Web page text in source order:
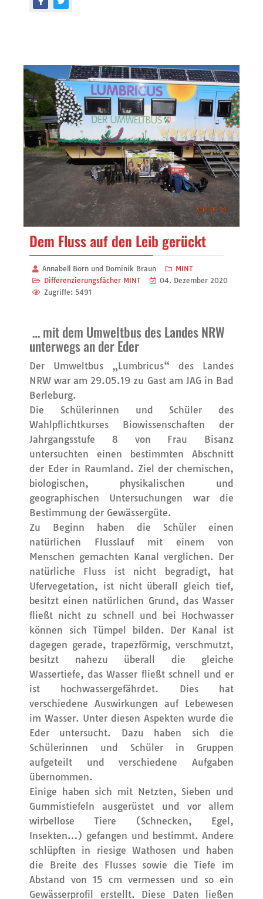
Dem Fluss auf den Leib gerückt
Annabell Born und Dominik Braun
MINT
Differenzierungsfächer MINT
04. Dezember 2020
Zugriffe: 5491
… mit dem Umweltbus des Landes NRW
unterwegs an der Eder
Der Umweltbus „Lumbricus“ des Landes
NRW war am 29.05.19 zu Gast am JAG in Bad
Berleburg.
Die Schülerinnen und Schüler des
Wahlpflichtkurses Biowissenschaften der
Jahrgangsstufe 8 von Frau Bisanz
untersuchten einen bestimmten Abschnitt
der Eder in Raumland. Ziel der chemischen,
biologischen, physikalischen und
geographischen Untersuchungen war die
Bestimmung der Gewässergüte.
Zu Beginn haben die Schüler einen
natürlichen Flusslauf mit einem von
Menschen gemachten Kanal verglichen. Der
natürliche Fluss ist nicht begradigt, hat
Ufervegetation, ist nicht überall gleich tief,
besitzt einen natürlichen Grund, das Wasser
fließt nicht zu schnell und bei Hochwasser
können sich Tümpel bilden. Der Kanal ist
dagegen gerade, trapezförmig, verschmutzt,
besitzt nahezu überall die gleiche
Wassertiefe, das Wasser fließt schnell und er
ist hochwassergefährdet. Dies hat
verschiedene Auswirkungen auf Lebewesen
im Wasser. Unter diesen Aspekten wurde die
Eder untersucht. Dazu haben sich die
Schülerinnen und Schüler in Gruppen
aufgeteilt und verschiedene Aufgaben
übernommen.
Einige haben sich mit Netzten, Sieben und
Gummistiefeln ausgerüstet und vor allem
wirbellose Tiere (Schnecken, Egel,
Insekten…) gefangen und bestimmt. Andere
schlüpften in riesige Wathosen und haben
die Breite des Flusses sowie die Tiefe im
Abstand von 15 cm vermessen und so ein
Gewässerprofil erstellt. Diese Daten ließen